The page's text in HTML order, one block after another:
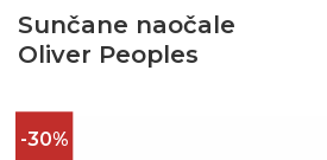
Sunčane naočale
Oliver Peoples
-30%